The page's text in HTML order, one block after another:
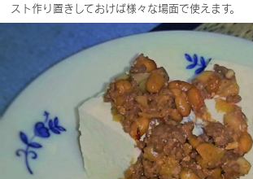
スト作り置きしておけば様々な場面で使えます。